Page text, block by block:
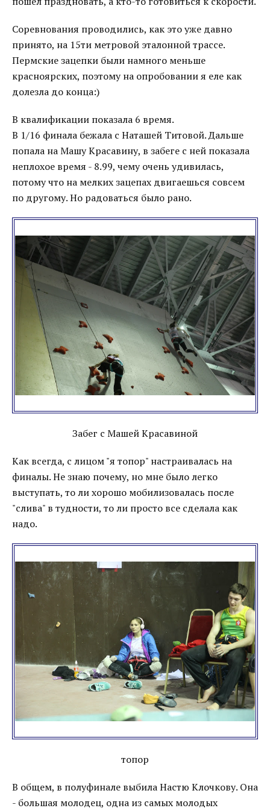
Соревнования проводились, как это уже давно
принято, на 15ти метровой эталонной трассе.
Пермские зацепки были намного меньше
красноярских, поэтому на опробовании я еле как
долезла до конца:)
В квалификации показала 6 время.
В 1/16 финала бежала с Наташей Титовой. Дальше
попала на Машу Красавину, в забеге с ней показала
неплохое время - 8.99, чему очень удивилась,
потому что на мелких зацепах двигаешься совсем
по другому. Но радоваться было рано.
Забег с Машей Красавиной
Как всегда, с лицом "я топор" настраивалась на
финалы. Не знаю почему, но мне было легко
выступать, то ли хорошо мобилизовалась после
"слива" в тудности, то ли просто все сделала как
надо.
топор
В общем, в полуфинале выбила Настю Клочкову. Она
- большая молодец, одна из самых молодых